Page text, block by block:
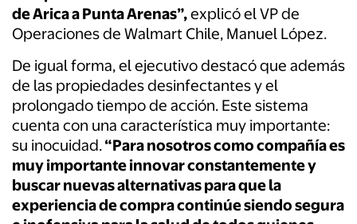
de Arica a Punta Arenas”,explicó el VP de
Operaciones de Walmart Chile, Manuel López.
De igual forma, el ejecutivo destacó que además
de las propiedades desinfectantes y el
prolongado tiempo de acción. Este sistema
cuenta con una característica muy importante:
su inocuidad.“Para nosotros como compañía es
muy importante innovar constantemente y
buscar nuevas alternativas para que la
experiencia de compra continúe siendo segura